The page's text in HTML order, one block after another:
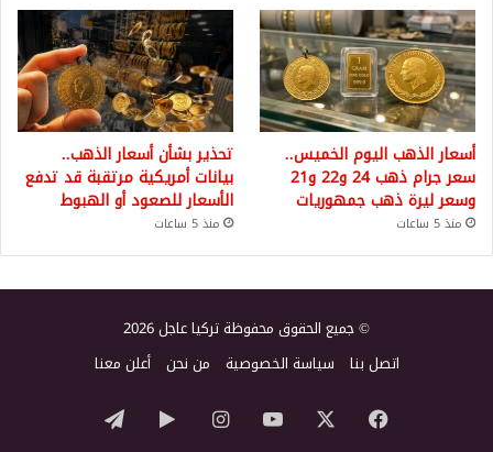
أسعار الذهب اليوم الخميس..
سعر جرام ذهب 24 و22 و21
وسعر ليرة ذهب جمهوريات
منذ 5 ساعات
تحذير بشأن أسعار الذهب..
بيانات أمريكية مرتقبة قد تدفع
الأسعار للصعود أو الهبوط
منذ 5 ساعات
© جميع الحقوق محفوظة تركيا عاجل 2026
اتصل بنا سياسة الخصوصية من نحن أعلن معنا
فيسبوك ‫YouTubeانستقرام‏Googleتيلقرام